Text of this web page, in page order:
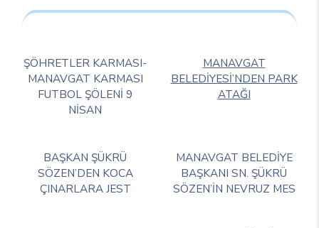
ŞÖHRETLER KARMASI-
MANAVGAT KARMASI
FUTBOL ŞÖLENİ 9
NİSAN
MANAVGAT
BELEDİYESİ’NDEN PARK
ATAĞI
BAŞKAN ŞÜKRÜ
SÖZEN’DEN KOCA
ÇINARLARA JEST
MANAVGAT BELEDİYE
BAŞKANI SN. ŞÜKRÜ
SÖZEN’İN NEVRUZ MES